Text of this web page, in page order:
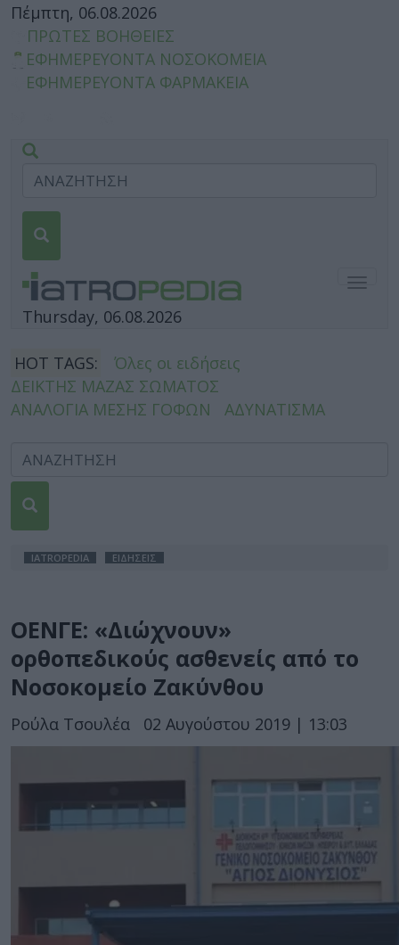
Πέμπτη, 06.08.2026
ΠΡΩΤΕΣ ΒΟΗΘΕΙΕΣ
ΕΦΗΜΕΡΕΥΟΝΤΑ ΝΟΣΟΚΟΜΕΙΑ
ΕΦΗΜΕΡΕΥΟΝΤΑ ΦΑΡΜΑΚΕΙΑ
Thursday, 06.08.2026
HOT TAGS:
Όλες οι ειδήσεις
ΔΕΙΚΤΗΣ ΜΑΖΑΣ ΣΩΜΑΤΟΣ
ΑΝΑΛΟΓΙΑ ΜΕΣΗΣ ΓΟΦΩΝ
ΑΔΥΝΑΤΙΣΜΑ
IATROPEDIA ΕΙΔΗΣΕΙΣ
ΟΕΝΓΕ: «Διώχνουν»
ορθοπεδικούς ασθενείς από το
Νοσοκομείο Ζακύνθου
Ρούλα Τσουλέα 02 Αυγούστου 2019 | 13:03